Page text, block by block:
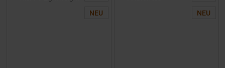
NEU NEU